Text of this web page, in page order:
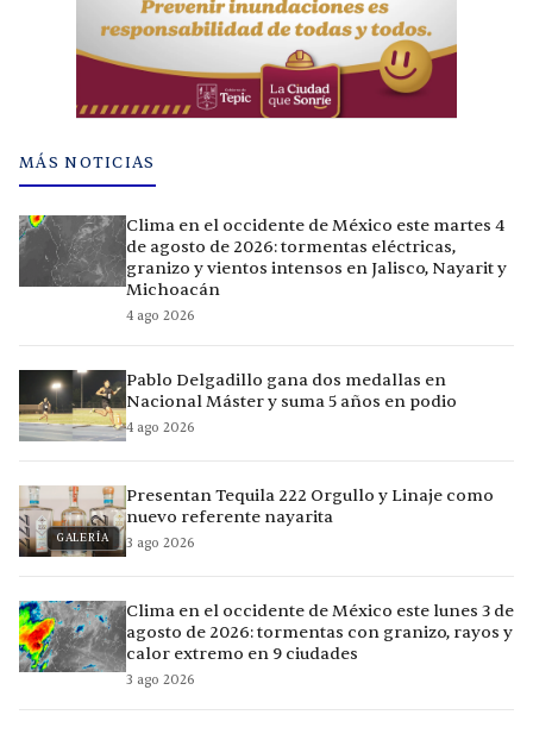
MÁS NOTICIAS
Clima en el occidente de México este martes 4
de agosto de 2026: tormentas eléctricas,
granizo y vientos intensos en Jalisco, Nayarit y
Michoacán
4 ago 2026
Pablo Delgadillo gana dos medallas en
Nacional Máster y suma 5 años en podio
4 ago 2026
GALERÍA
Presentan Tequila 222 Orgullo y Linaje como
nuevo referente nayarita
3 ago 2026
Clima en el occidente de México este lunes 3 de
agosto de 2026: tormentas con granizo, rayos y
calor extremo en 9 ciudades
3 ago 2026